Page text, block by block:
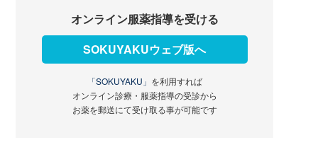
オンライン服薬指導を受ける
SOKUYAKUウェブ版へ
「SOKUYAKU」 を利用すれば
オンライン診療・服薬指導の受診から
お薬を郵送にて受け取る事が可能です